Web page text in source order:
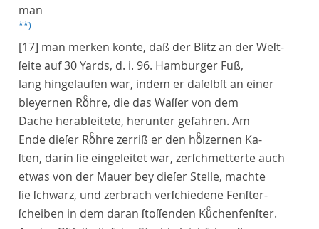
man
**)
[17] man merken konte, daß der Blitz an der Weſt-
ſeite auf 30 Yards, d. i. 96. Hamburger Fuß,
lang hingelaufen war, indem er daſelbſt an einer
bleyernen Roͤhre, die das Waſſer von dem
Dache herableitete, herunter gefahren. Am
Ende dieſer Roͤhre zerriß er den hoͤlzernen Ka-
ſten, darin ſie eingeleitet war, zerſchmetterte auch
etwas von der Mauer bey dieſer Stelle, machte
ſie ſchwarz, und zerbrach verſchiedene Fenſter-
ſcheiben in dem daran ſtoſſenden Kuͤchenfenſter.